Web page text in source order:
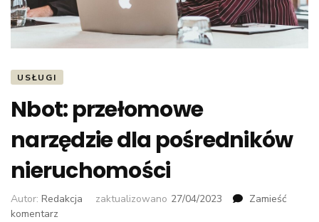
USŁUGI
Nbot: przełomowe
narzędzie dla pośredników
nieruchomości
Autor: Redakcja zaktualizowano 27/04/2023
Zamieść
komentarz